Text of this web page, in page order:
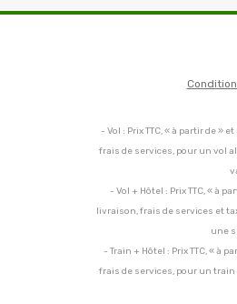
- Vol : Prix TTC, « à partir de
frais de services, pour un vol
- Vol + Hôtel : Prix TTC, « à
livraison, frais de services et
une
- Train + Hôtel : Prix TTC, «
frais de services, pour un